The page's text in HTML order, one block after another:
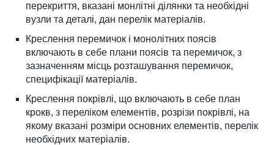
перекриття, вказані монлітні ділянки та необхідні
вузли та деталі, дан перелік матеріалів.
Креслення перемичок і монолітних поясів
включають в себе плани поясів та перемичок, з
зазначенням місць розташування перемичок,
специфікації матеріалів.
Креслення покрівлі, що включають в себе план
крокв, з переліком елементів, розрізи покрівлі, на
якому вказані розміри основних елементів, перелік
необхідних матеріалів.